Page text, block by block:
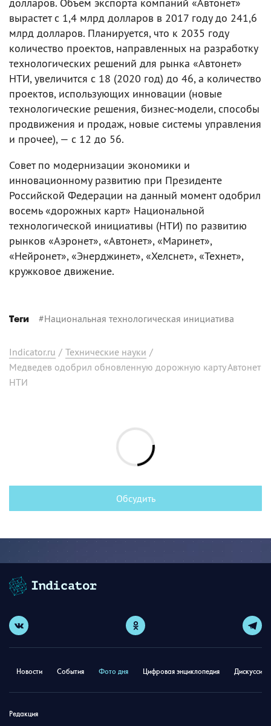
вырастет с 1,4 млрд долларов в 2017 году до 241,6
млрд долларов. Планируется, что к 2035 году
количество проектов, направленных на разработку
технологических решений для рынка «Автонет»
НТИ, увеличится с 18 (2020 год) до 46, а количество
проектов, использующих инновации (новые
технологические решения, бизнес-модели, способы
продвижения и продаж, новые системы управления
и прочее), — с 12 до 56.
Совет по модернизации экономики и
инновационному развитию при Президенте
Российской Федерации на данный момент одобрил
восемь «дорожных карт» Национальной
технологической инициативы (НТИ) по развитию
рынков «Аэронет», «Автонет», «Маринет»,
«Нейронет», «Энерджинет», «Хелснет», «Технет»,
кружковое движение.
Теги #Национальная технологическая инициатива
Indicator.ru / Технические науки /
Медведев одобрил обновленную дорожную карту Автонет
НТИ
Обсудить
Новости События Фото дня Цифровая энциклопедия
Редакция